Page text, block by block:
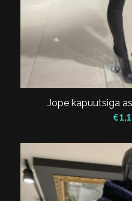
Jope kapuutsiga
€